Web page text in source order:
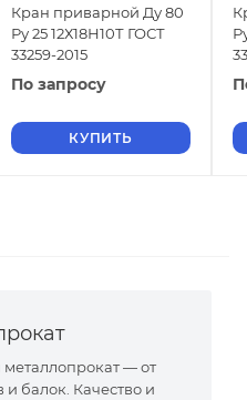
Кран приварной Ду 80
Ру 25 12Х18Н10Т ГОСТ
33259-2015
По запросу
КУПИТЬ
— от
и балок. Качество и